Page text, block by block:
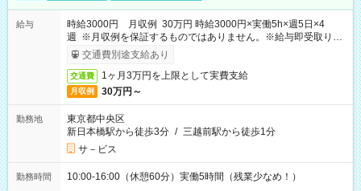
給与
時給3000円 月収例 30万円 時給3000円×実働5h×週5日×4
週 ※月収例を保証するものではありません。※給与即受取りサ
ービス利用可（利用条件有）
交通費別途支給あり
交通費 1ヶ月3万円を上限として実費支給
月収例 30万円～
勤務地
東京都中央区
新日本橋駅から徒歩3分 / 三越前駅から徒歩1分
サ－ビス
勤務時間 10:00-16:00（休憩60分）実働5時間（残業少なめ！）